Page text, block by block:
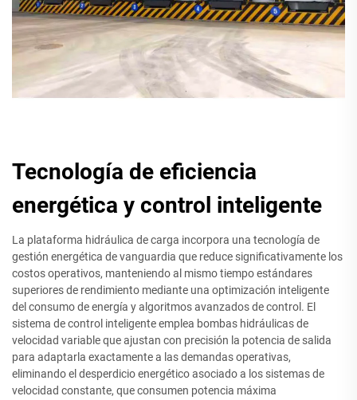
Tecnología de eficiencia
energética y control inteligente
La plataforma hidráulica de carga incorpora una tecnología de
gestión energética de vanguardia que reduce significativamente los
costos operativos, manteniendo al mismo tiempo estándares
superiores de rendimiento mediante una optimización inteligente
del consumo de energía y algoritmos avanzados de control. El
sistema de control inteligente emplea bombas hidráulicas de
velocidad variable que ajustan con precisión la potencia de salida
para adaptarla exactamente a las demandas operativas,
eliminando el desperdicio energético asociado a los sistemas de
velocidad constante, que consumen potencia máxima